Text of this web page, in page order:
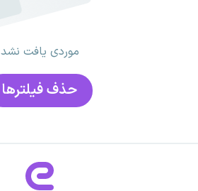
موردی یافت نشد
حذف فیلتر‌ها